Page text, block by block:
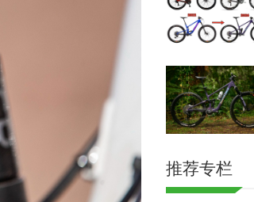
推荐专栏